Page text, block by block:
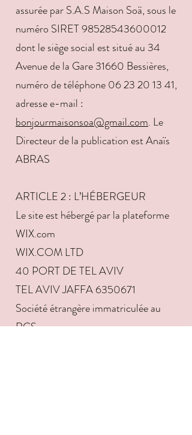
assurée par S.A.S Maison Soä, sous le
numéro SIRET 98528543600012
dont le siège social est situé au 34
Avenue de la Gare 31660 Bessières,
numéro de téléphone 06 23 20 13 41,
adresse e-mail :
bonjourmaisonsoa@gmail.com. Le
Directeur de la publication est Anaïs
ABRAS
ARTICLE 2 : L’HÉBERGEUR
Le site est hébergé par la plateforme
WIX.com
WIX.COM LTD
40 PORT DE TEL AVIV
TEL AVIV JAFFA6350671
Société étrangère immatriculée au
RCS